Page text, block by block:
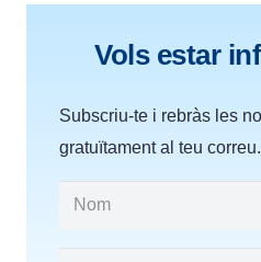
Vols estar
Subscriu-te i rebràs les
gratuïtament al teu correu.